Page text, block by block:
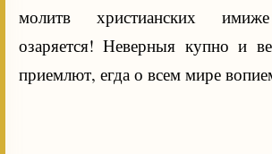
молитв христианских
озаряется! Неверныя купно и
приемлют, егда о всем мире